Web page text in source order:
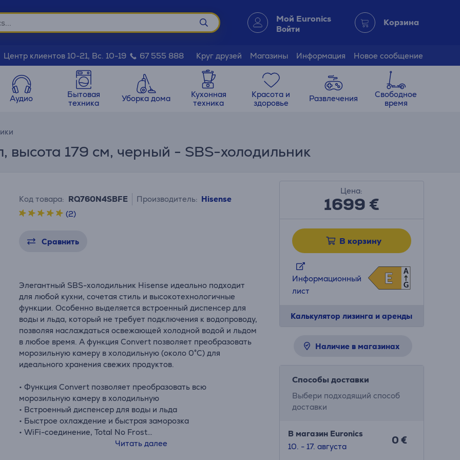
Мой Euronics
Войти
Корзина
Центр клиентов 10-21, Вс. 10-19 67 555 888 Круг друзей Магазины Информация Новое сообщение
Аудио
Бытовая
техника
Уборка дома
Кухонная
техника
Красота и
здоровье
Развлечения
Свободное
время
высота 179 см, черный - SBS-холодильник
Код товара: RQ760N4SBFE Производитель: Hisense
(2)
Сравнить
Элегантный SBS-холодильник Hisense идеально подходит
для любой кухни, сочетая стиль и высокотехнологичные
функции. Особенно выделяется встроенный диспенсер для
воды и льда, который не требует подключения к водопроводу,
позволяя наслаждаться освежающей холодной водой и льдом
в любое время. А функция Convert позволяет преобразовать
морозильную камеру в холодильную (около 0°C) для
идеального хранения свежих продуктов.
• Функция Convert позволяет преобразовать всю
морозильную камеру в холодильную
• Встроенный диспенсер для воды и льда
• Быстрое охлаждение и быстрая заморозка
• WiFi-соединение, Total No Frost
• Светодиодный дисплей и внутреннее освещение
Читать далее
Цена:
1699 €
В корзину
Информационный
лист
E
E A
G
Калькулятор лизинга и аренды
Наличие в магазинах
Способы доставки
Выбери подходящий способ
доставки
В магазин Euronics
10. - 17. августа
0 €